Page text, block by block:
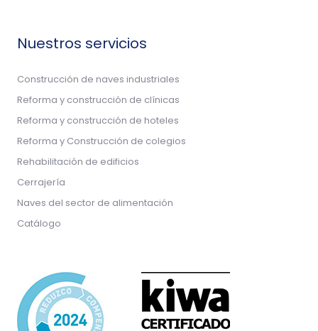
Nuestros servicios
Construcción de naves industriales
Reforma y construcción de clínicas
Reforma y construcción de hoteles
Reforma y Construcción de colegios
Rehabilitación de edificios
Cerrajería
Naves del sector de alimentación
Catálogo